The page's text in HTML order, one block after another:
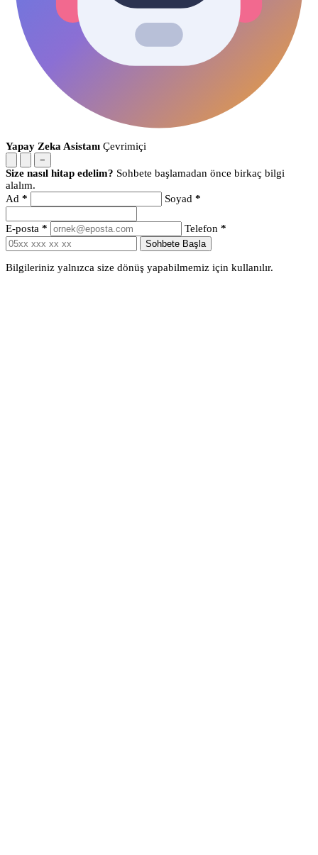
Yapay Zeka Asistanı Çevrimiçi
−
Size nasıl hitap edelim? Sohbete başlamadan önce birkaç bilgi
alalım.
Ad * Soyad *
E-posta * Telefon *
Sohbete Başla
Bilgileriniz yalnızca size dönüş yapabilmemiz için kullanılır.